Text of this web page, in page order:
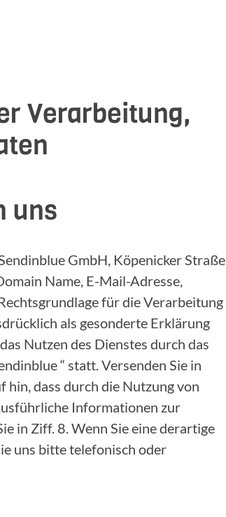
Verarbeitung,
uns
GmbH, Köpenicker Straße
Name, E-Mail-Adresse,
für die Verarbeitung
als gesonderte Erklärung
Nutzen des Dienstes durch das
“ statt. Versenden Sie in
dass durch die Nutzung von
Informationen zur
in Ziff. 8. Wenn Sie eine derartige
uns bitte telefonisch oder